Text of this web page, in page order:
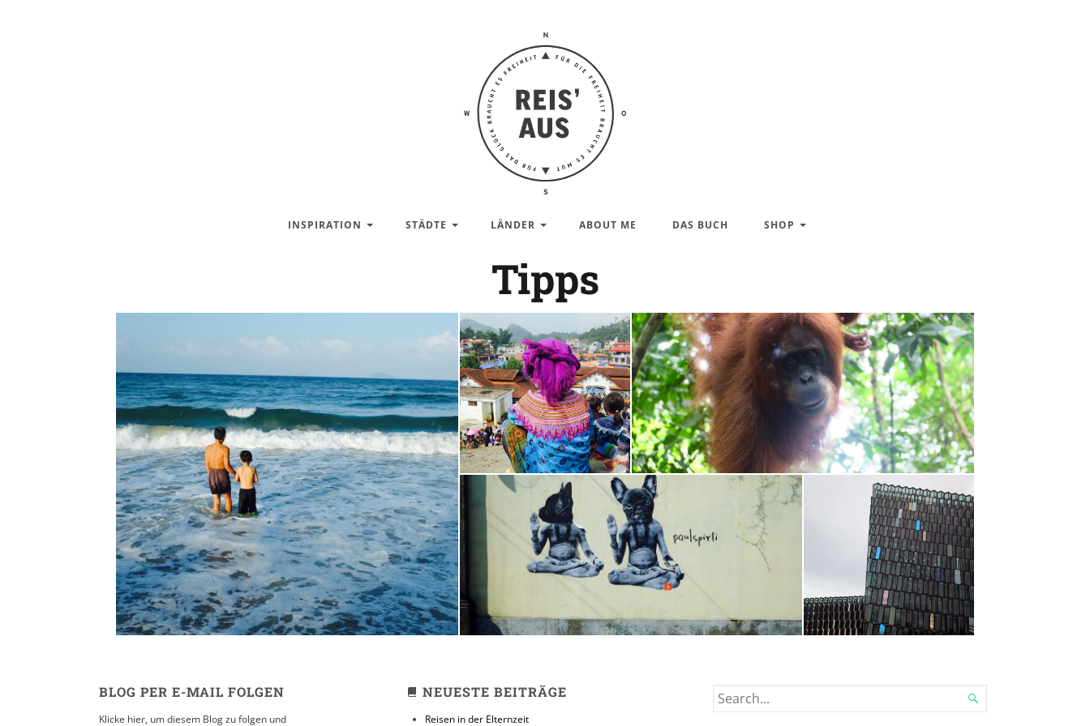
Reis'
aus –
Reiseblog
INSPIRATION STÄDTE LÄNDER ABOUT ME DAS BUCH SHOP
Tipps
Hoi An
10. NOVEMBER 2015
Sapa // Bac Ha //
Tam Coc
1. NOVEMBER 2015
Bukit Lawang // Lake Tabo
15. OKTOBER 2015
Bali
1. OKTOBER 2015
Reykjavik
Cityguide
20. JULI 2015
BLOG PER E-MAIL FOLGEN
Klicke hier, um diesem Blog zu folgen und
NEUESTE BEITRÄGE
Reisen in der Elternzeit
SEARCH
FOR...
